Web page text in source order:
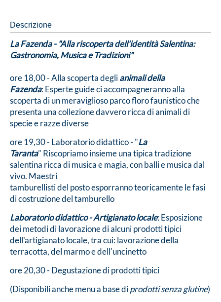
Descrizione
La Fazenda - "Alla riscoperta dell'identità Salentina:
Gastronomia, Musica e Tradizioni"
ore 18,00 - Alla scoperta deglianimali della
Fazenda: Esperte guide ci accompagneranno alla
scoperta di un meraviglioso parco floro faunistico che
presenta una collezione davvero ricca di animali di
specie e razze diverse
ore 19,30 - Laboratorio didattico - "La
Taranta" Riscopriamo insieme una tipica tradizione
salentina ricca di musica e magia, con balli e musica dal
vivo. Maestri
tamburellisti del posto esporranno teoricamente le fasi
di costruzione del tamburello
Laboratorio didattico - Artigianato locale: Esposizione
dei metodi di lavorazione di alcuni prodotti tipici
dell'artigianato locale, tra cui: lavorazione della
terracotta, del marmo e dell'uncinetto
ore 20,30 - Degustazione di prodotti tipici
(Disponibili anche menu a base diprodotti senza glutine)